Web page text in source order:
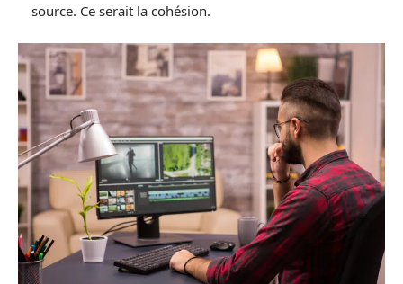
source. Ce serait la cohésion.